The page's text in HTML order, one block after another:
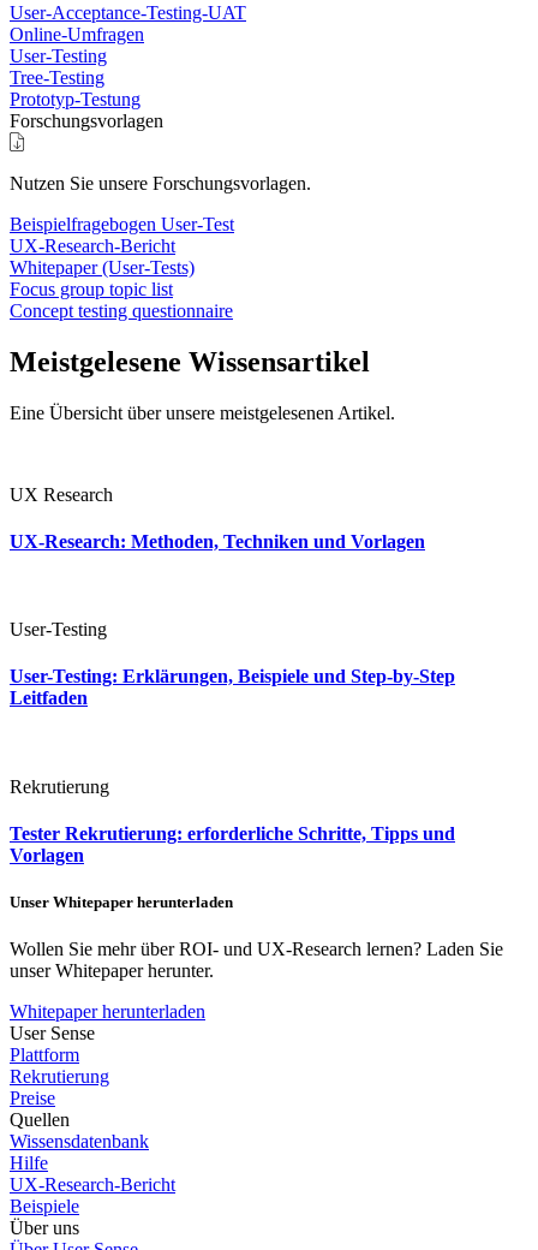
User-Acceptance-Testing-UAT
Online-Umfragen
User-Testing
Tree-Testing
Prototyp-Testung
Forschungsvorlagen
Nutzen Sie unsere Forschungsvorlagen.
Beispielfragebogen User-Test
UX-Research-Bericht
Whitepaper (User-Tests)
Focus group topic list
Concept testing questionnaire
Meistgelesene Wissensartikel
Eine Übersicht über unsere meistgelesenen Artikel.
UX Research
UX-Research: Methoden, Techniken und Vorlagen
User-Testing
User-Testing: Erklärungen, Beispiele und Step-by-Step
Leitfaden
Rekrutierung
Tester Rekrutierung: erforderliche Schritte, Tipps und
Vorlagen
Unser Whitepaper herunterladen
Wollen Sie mehr über ROI- und UX-Research lernen? Laden Sie
unser Whitepaper herunter.
Whitepaper herunterladen
User Sense
Plattform
Rekrutierung
Preise
Quellen
Wissensdatenbank
Hilfe
UX-Research-Bericht
Beispiele
Über uns